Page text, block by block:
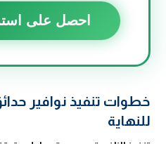
احصل على
خطوات تنفيذ نوافير
للنهاية